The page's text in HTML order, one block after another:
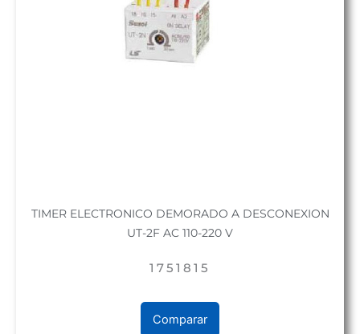
TIMER ELECTRONICO DEMORADO A DESCONEXION
UT-2F AC 110-220 V
1751815
Comparar